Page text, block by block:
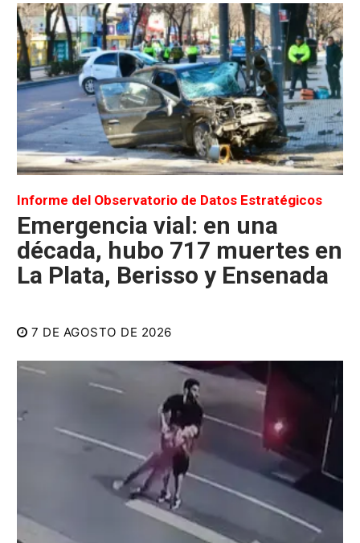
Informe del Observatorio de Datos Estratégicos
Emergencia vial: en una
década, hubo 717 muertes en
La Plata, Berisso y Ensenada
7 DE AGOSTO DE 2026